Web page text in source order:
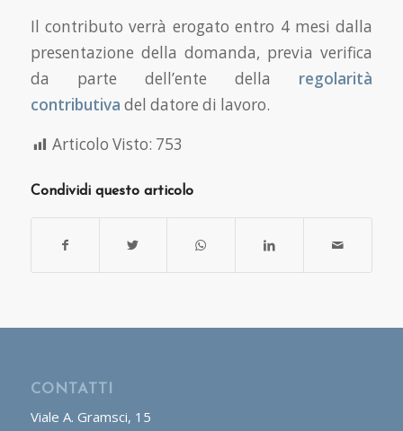
Il contributo verrà erogato entro 4 mesi dalla
presentazione della domanda, previa verifica
da parte dell’ente della regolarità
contributiva del datore di lavoro.
Articolo Visto: 753
Condividi questo articolo
CONTATTI
Viale A. Gramsci, 15